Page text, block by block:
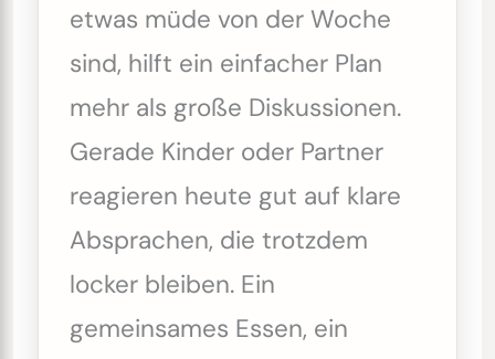
etwas müde von der Woche
sind, hilft ein einfacher Plan
mehr als große Diskussionen.
Gerade Kinder oder Partner
reagieren heute gut auf klare
Absprachen, die trotzdem
locker bleiben. Ein
gemeinsames Essen, ein